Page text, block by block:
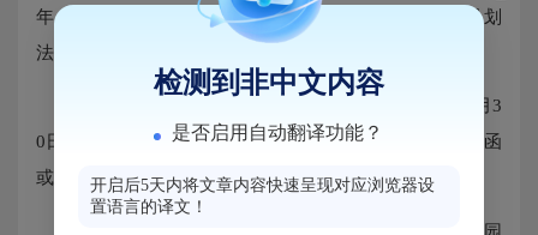
年10月通过我局组织的专家技术审查，根据《城乡规划
法》，现将规划草案公示征求公众意见。
规划主要内容发布在网站上。公示时间自2017年11月3
0日至2017年12月30日，公示期间欢迎单位和个人通过信函
或电子邮件方式对规划提出意见与建议。
来信邮寄地址：福州市江滨东大道108号留学生创业园
检测到非中文内容
是否启用自动翻译功能？
开启后5天内将文章内容快速呈现对应浏览器设
置语言的译文！